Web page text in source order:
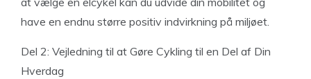
have en endnu større positiv indvirkning på miljøet.
Del 2: Vejledning til at Gøre Cykling til en Del af Din
Hverdag